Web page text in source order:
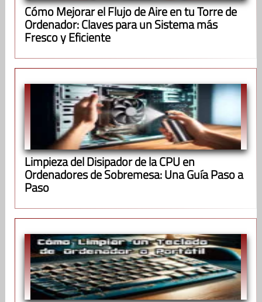
Cómo Mejorar el Flujo de Aire en tu Torre de
Ordenador: Claves para un Sistema más
Fresco y Eficiente
Limpieza del Disipador de la CPU en
Ordenadores de Sobremesa: Una Guía Paso a
Paso